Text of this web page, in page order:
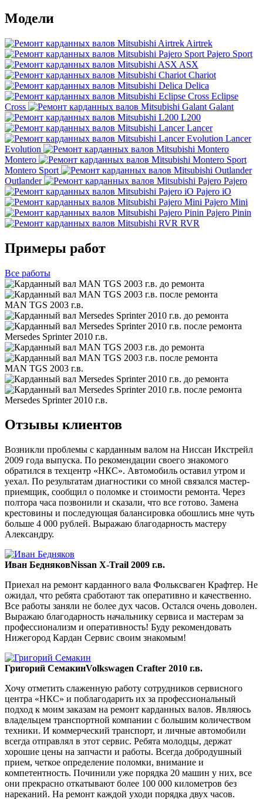
Модели
Airtrek
Pajero Sport
ASX
Chariot
Delica
Eclipse
Cross
Galant
L200
Lancer
Lancer
Evolution
Montero
Montero Sport
Outlander
Pajero
Pajero iO
Pajero Mini
Pajero Pinin
RVR
Примеры работ
Все работы
MAN TGS 2003 г.в.
Mersedes Sprinter 2010 г.в.
MAN TGS 2003 г.в.
Mersedes Sprinter 2010 г.в.
Отзывы клиентов
Возникли проблемы с карданным валом на Ниссан Икстрейл
2009 года выпуска. По рекомендации своего знакомого
обратился в техцентр «НКС». Автомобиль оставил утром и
уехал. По результатам диагностики со мной связался мастер-
приемщик, сообщил о поломке и стоимости ремонта. Через
полтора часа позвонили и сказали, что все готово. Замена
крестовины и последующая балансировка обошлись мне чуть
больше 4 000 рублей. Выражаю благодарность мастеру
Александру.
Иван БедняковNissan X-Trail 2009 г.в.
Приехал на ремонт карданного вала Фольксваген Крафтер. Не
ожидал, что ребята сработают так оперативно и качественно.
Все работы заняли не более дух часов. Остался очень доволен.
Выражаю благодарность начальнику сервиса и мастерам за
профессионализм и оперативность! Буду рекомендовать
Нижегород Кардан Сервис своим знакомым!
Григорий СемакинVolkswagen Crafter 2010 г.в.
Хочу отметить слаженную работу сотрудников сервисного
центра «НКС» и поблагодарить их за профессиональный
подход к моим заказам на ремонт карданных валов. Являюсь
владельцем транспортной компании с большим количеством
техники. И коммерческий транспорт, и личные автомобили
всегда отправлял в этот сервис. Ребята молодцы, держат
хорошие цены на запчасти и работы. Всегда добродушный
прием, четкое определение поломки, внимание и
компетентность. Починили уже порядка 20 машин у них, все
они прекрасно откатывают более 100 000 километров без
нареканий. На ремонт каждой уходи порядка двух часов.